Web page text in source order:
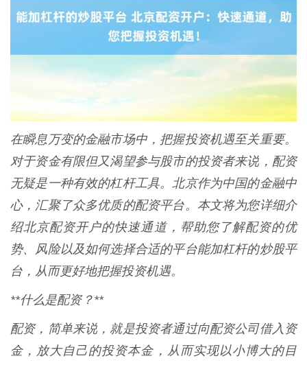
在瞬息万变的金融市场中，把握投资机遇至关重要。
对于资金有限但又渴望参与股市的投资者来说，配资
无疑是一种有效的杠杆工具。北京作为中国的金融中
心，汇聚了众多优质的配资平台。本文将为您详细介
绍北京配资开户的快速通道，帮助您了解配资的优
势、风险以及如何选择合适的平台能加杠杆的炒股平
台，从而更好地把握投资机遇。
**什么是配资？**
配资，简单来说，就是投资者通过向配资公司借入资
金，放大自己的投资本金，从而实现以小博大的目